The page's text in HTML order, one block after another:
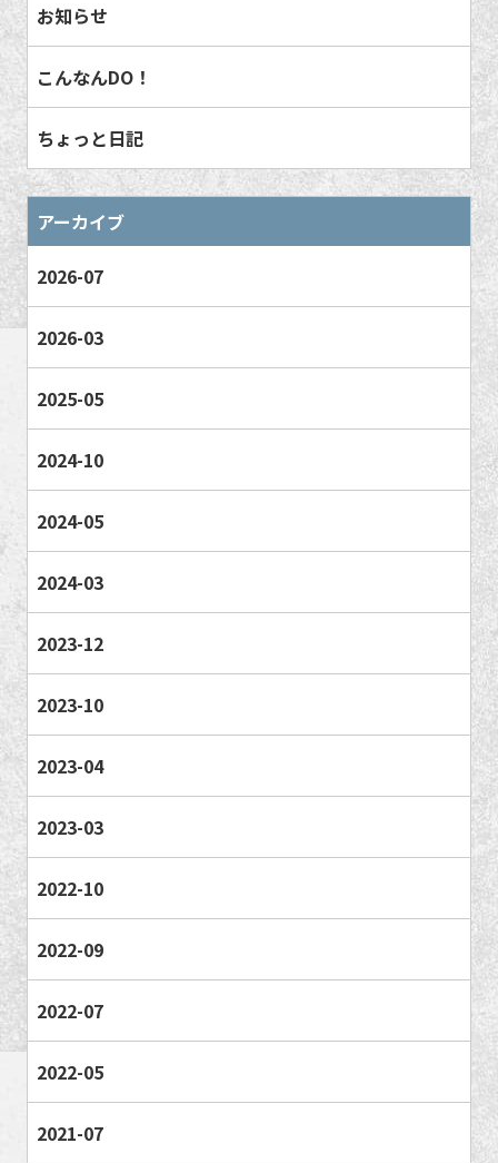
お知らせ
こんなんDO！
ちょっと日記
アーカイブ
2026-07
2026-03
2025-05
2024-10
2024-05
2024-03
2023-12
2023-10
2023-04
2023-03
2022-10
2022-09
2022-07
2022-05
2021-07